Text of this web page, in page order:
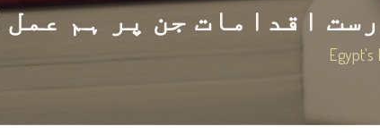
اقدامات جن پر ہم عمل
Egypt's